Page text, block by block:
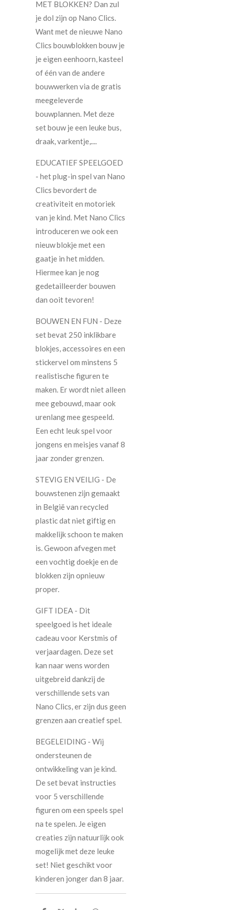
MET BLOKKEN? Dan zul
je dol zijn op Nano Clics.
Want met de nieuwe Nano
Clics bouwblokken bouw je
je eigen eenhoorn, kasteel
of één van de andere
bouwwerken via de gratis
meegeleverde
bouwplannen. Met deze
set bouw je een leuke bus,
draak, varkentje,....
EDUCATIEF SPEELGOED
- het plug-in spel van Nano
Clics bevordert de
creativiteit en motoriek
van je kind. Met Nano Clics
introduceren we ook een
nieuw blokje met een
gaatje in het midden.
Hiermee kan je nog
gedetailleerder bouwen
dan ooit tevoren!
BOUWEN EN FUN - Deze
set bevat 250 inklikbare
blokjes, accessoires en een
stickervel om minstens 5
realistische figuren te
maken. Er wordt niet alleen
mee gebouwd, maar ook
urenlang mee gespeeld.
Een echt leuk spel voor
jongens en meisjes vanaf 8
jaar zonder grenzen.
STEVIG EN VEILIG - De
bouwstenen zijn gemaakt
in België van recycled
plastic dat niet giftig en
makkelijk schoon te maken
is. Gewoon afvegen met
een vochtig doekje en de
blokken zijn opnieuw
proper.
GIFT IDEA - Dit
speelgoed is het ideale
cadeau voor Kerstmis of
verjaardagen. Deze set
kan naar wens worden
uitgebreid dankzij de
verschillende sets van
Nano Clics, er zijn dus geen
grenzen aan creatief spel.
BEGELEIDING - Wij
ondersteunen de
ontwikkeling van je kind.
De set bevat instructies
voor 5 verschillende
figuren om een speels spel
na te spelen. Je eigen
creaties zijn natuurlijk ook
mogelijk met deze leuke
set! Niet geschikt voor
kinderen jonger dan 8 jaar.